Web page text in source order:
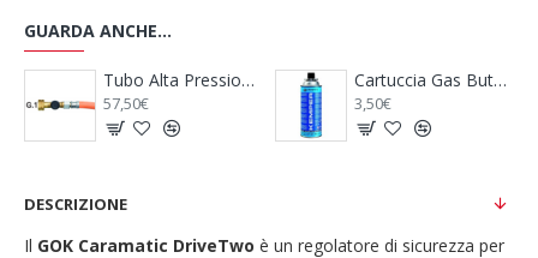
GUARDA ANCHE...
2,49€ 79,90€
DESCRIZIONE
Il GOK Caramatic DriveTwo è un regolatore di sicurezza per